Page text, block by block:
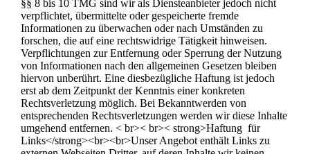
§§ 8 bis 10 TMG sind wir als Diensteanbieter jedoch nicht
verpflichtet, übermittelte oder gespeicherte fremde
Informationen zu überwachen oder nach Umständen zu
forschen, die auf eine rechtswidrige Tätigkeit hinweisen.
Verpflichtungen zur Entfernung oder Sperrung der Nutzung
von Informationen nach den allgemeinen Gesetzen bleiben
hiervon unberührt. Eine diesbezügliche Haftung ist jedoch
erst ab dem Zeitpunkt der Kenntnis einer konkreten
Rechtsverletzung möglich. Bei Bekanntwerden von
entsprechenden Rechtsverletzungen werden wir diese Inhalte
umgehend entfernen. < br>< br>< strong>Haftung für
Links</strong><br><br>Unser Angebot enthält Links zu